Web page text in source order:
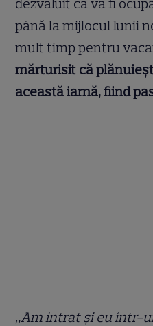
dezvăluit că va fi
până la mijlocul lunii
mult timp pentru
mărturisit că
această iarnă, fiind
„Am intrat și eu într-